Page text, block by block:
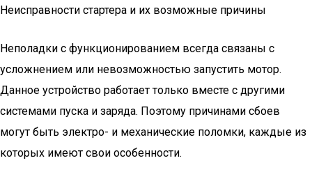
Неисправности стартера и их возможные причины
Неполадки с функционированием всегда связаны с
усложнением или невозможностью запустить мотор.
Данное устройство работает только вместе с другими
системами пуска и заряда. Поэтому причинами сбоев
могут быть электро- и механические поломки, каждые из
которых имеют свои особенности.